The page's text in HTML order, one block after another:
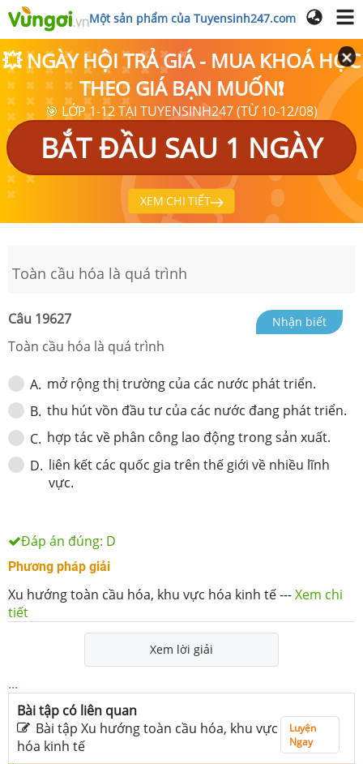
Một sản phẩm của Tuyensinh247.com
💥 NGÀY HỘI TRẢ GIÁ - MUA KHOÁ HỌC
THEO GIÁ BẠN MUỐN❗
🎯 LỚP 1-12 TẠI TUYENSINH247 (TỪ 10-12/08)
BẮT ĐẦU SAU 1 NGÀY
XEM CHI TIẾT
Toàn cầu hóa là quá trình
Câu 19627 Nhận biết
Toàn cầu hóa là quá trình
A. mở rộng thị trường của các nước phát triển.
B. thu hút vồn đầu tư của các nước đang phát triển.
C. hợp tác về phân công lao động trong sản xuất.
D. liên kết các quốc gia trên thế giới về nhiều lĩnh
vực.
Đáp án đúng: D
Phương pháp giải
Xu hướng toàn cầu hóa, khu vực hóa kinh tế---Xem chi
tiết
Xem lời giải
...
Bài tập có liên quan
Bài tập Xu hướng toàn cầu hóa, khu vực
hóa kinh tế
Luyện
Ngay